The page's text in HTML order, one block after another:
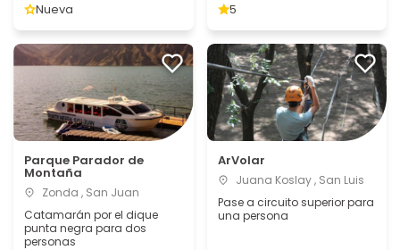
Nueva 5
Parque Parador de
Montaña
Zonda , San Juan
Catamarán por el dique
punta negra para dos
personas
ArVolar
Juana Koslay , San Luis
Pase a circuito superior para
una persona